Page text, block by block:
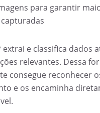
para garantir
extrai e classifica dados
relevantes. Dessa
consegue reconhecer
e os encaminha